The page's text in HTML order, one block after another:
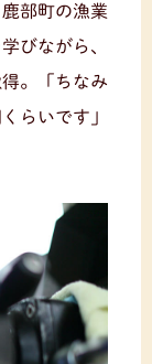
部町の漁業
びながら、
。「ちなみ
らいです」